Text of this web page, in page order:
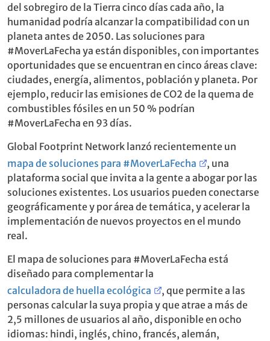
del sobregiro de la Tierra cinco días cada año, la
humanidad podría alcanzar la compatibilidad con un
planeta antes de 2050. Las soluciones para
#MoverLaFecha ya están disponibles, con importantes
oportunidades que se encuentran en cinco áreas clave:
ciudades, energía, alimentos, población y planeta. Por
ejemplo, reducir las emisiones de CO2 de la quema de
combustibles fósiles en un 50 % podrían
#MoverLaFecha en 93 días.
Global Footprint Network lanzó recientemente un
mapa de soluciones para #MoverLaFecha
, una
plataforma social que invita a la gente a abogar por las
soluciones existentes. Los usuarios pueden conectarse
geográficamente y por área de temática, y acelerar la
implementación de nuevos proyectos en el mundo
real.
El mapa de soluciones para #MoverLaFecha está
diseñado para complementar la
calculadora de huella ecológica
, que permite a las
personas calcular la suya propia y que atrae a más de
2,5 millones de usuarios al año, disponible en ocho
idiomas: hindi, inglés, chino, francés, alemán,